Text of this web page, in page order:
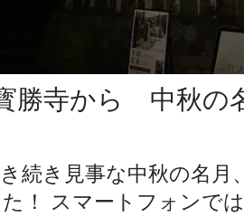
勝寺から 中秋の
続き見事な中秋の名月
！ スマートフォンで